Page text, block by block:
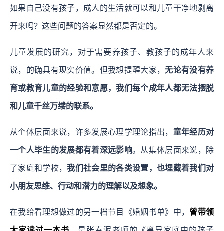
如果自己没有孩子，成人的生活就可以和儿童干净地剥离
开来吗？这些问题的答案显然都是否定的。
儿童发展的研究，对于需要养孩子、教孩子的成年人来
说，的确具有现实价值。但我想提醒大家，无论有没有养
育或教育儿童的经验和意愿，我们每个成年人都无法摆脱
和儿童千丝万缕的联系。
从个体层面来说，许多发展心理学理论指出， 童年经历对
一个人毕生的发展都有着深远影响。从集体层面来说，除
了家庭和学校，我们社会里的各类设置，也埋藏着我们对
小朋友思维、行动和潜力的理解以及想象。
在我给看理想做过的另一档节目《婚姻书单》中， 曾带领